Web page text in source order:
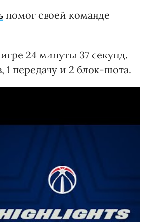
помог своей команде
24 минуты 37 секунд.
1 передачу и 2 блок-шота.